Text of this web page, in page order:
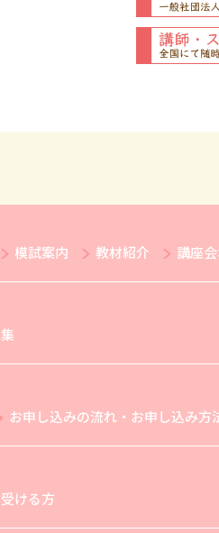
模試案内 教材紹介 講座
お申し込みの流れ・お申し込み方
ける方